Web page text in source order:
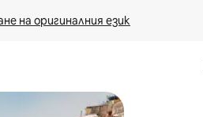
на оригиналния език